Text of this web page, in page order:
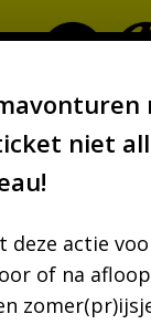
niet
deze actie
of na